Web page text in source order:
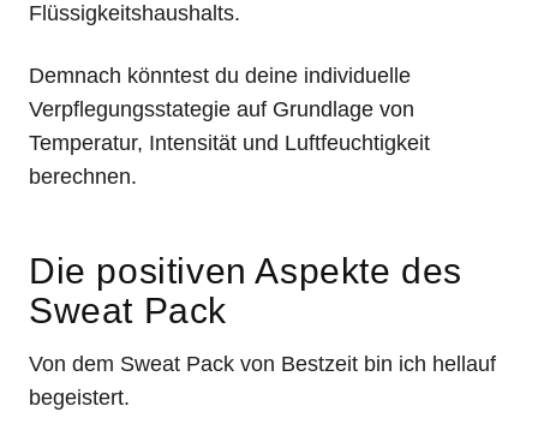
Flüssigkeitshaushalts.
Demnach könntest du deine individuelle
Verpflegungsstategie auf Grundlage von
Temperatur, Intensität und Luftfeuchtigkeit
berechnen.
Die positiven Aspekte des
Sweat Pack
Von dem Sweat Pack von Bestzeit bin ich hellauf
begeistert.